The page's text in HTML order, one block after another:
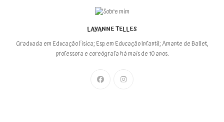
LAYANNE TELLES
Graduada em Educação Física; Esp. em Educação Infantil; Amante de Ballet,
professora e coreógrafa há mais de 10 anos.